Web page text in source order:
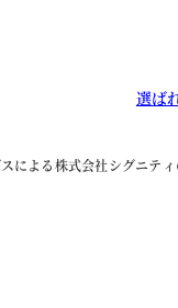
選ば
による株式会社シグニテ